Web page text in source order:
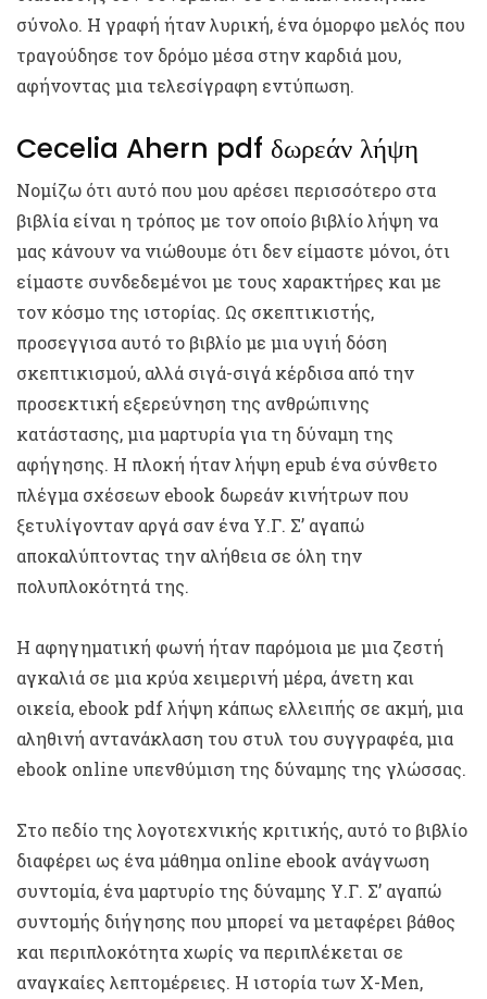
σύνολο. Η γραφή ήταν λυρική, ένα όμορφο μελός που
τραγούδησε τον δρόμο μέσα στην καρδιά μου,
αφήνοντας μια τελεσίγραφη εντύπωση.
Cecelia Ahern pdf δωρεάν λήψη
Νομίζω ότι αυτό που μου αρέσει περισσότερο στα
βιβλία είναι η τρόπος με τον οποίο βιβλίο λήψη να
μας κάνουν να νιώθουμε ότι δεν είμαστε μόνοι, ότι
είμαστε συνδεδεμένοι με τους χαρακτήρες και με
τον κόσμο της ιστορίας. Ως σκεπτικιστής,
προσεγγισα αυτό το βιβλίο με μια υγιή δόση
σκεπτικισμού, αλλά σιγά-σιγά κέρδισα από την
προσεκτική εξερεύνηση της ανθρώπινης
κατάστασης, μια μαρτυρία για τη δύναμη της
αφήγησης. Η πλοκή ήταν λήψη epub ένα σύνθετο
πλέγμα σχέσεων ebook δωρεάν κινήτρων που
ξετυλίγονταν αργά σαν ένα Υ.Γ. Σ’ αγαπώ
αποκαλύπτοντας την αλήθεια σε όλη την
πολυπλοκότητά της.
Η αφηγηματική φωνή ήταν παρόμοια με μια ζεστή
αγκαλιά σε μια κρύα χειμερινή μέρα, άνετη και
οικεία, ebook pdf λήψη κάπως ελλειπής σε ακμή, μια
αληθινή αντανάκλαση του στυλ του συγγραφέα, μια
ebook online υπενθύμιση της δύναμης της γλώσσας.
Στο πεδίο της λογοτεχνικής κριτικής, αυτό το βιβλίο
διαφέρει ως ένα μάθημα online ebook ανάγνωση
συντομία, ένα μαρτυρίο της δύναμης Υ.Γ. Σ’ αγαπώ
συντομής διήγησης που μπορεί να μεταφέρει βάθος
και περιπλοκότητα χωρίς να περιπλέκεται σε
αναγκαίες λεπτομέρειες. Η ιστορία των X-Men,